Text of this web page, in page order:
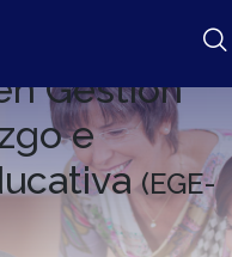
Gestión
e
(EGE-